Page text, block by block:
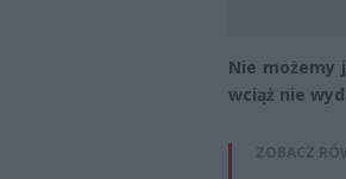
Nie możemy
wciąż nie
ZOBACZ